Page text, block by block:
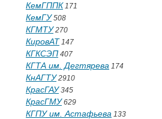
КемГППК 171
КемГУ508
КГМТУ270
КировАТ 147
КГКСЭП 407
КГТА им. Дегтярева 174
КнАГТУ2910
КрасГАУ345
КрасГМУ629
КГПУ им. Астафьева 133